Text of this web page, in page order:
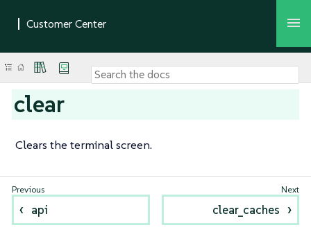
clear
Clears the terminal screen.
api clear_caches